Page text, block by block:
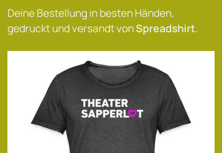
Deine Bestellung in besten Händen,
gedruckt und versandt vonSpreadshirt.